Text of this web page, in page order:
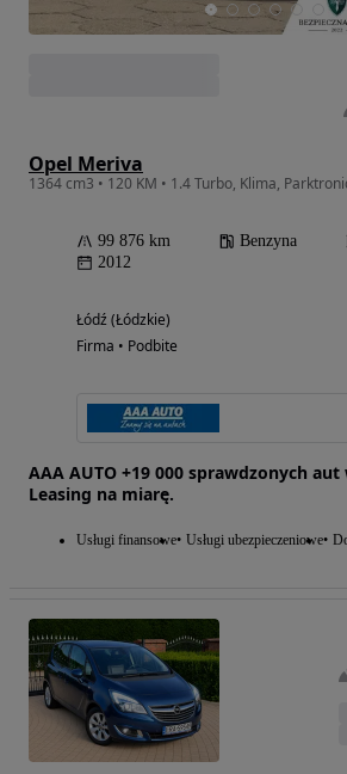
Opel Meriva
1364 cm3 • 120 KM • 1.4 Turbo, Klima,
99 876 km Benzyna
2012
Łódź (Łódzkie)
Firma • Podbite
AAA AUTO +19 000 sprawdzonych
Leasing na miarę.
Usługi finansowe Usługi ubezpieczeniowe